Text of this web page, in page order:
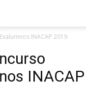
INACAP 2019
INACAP